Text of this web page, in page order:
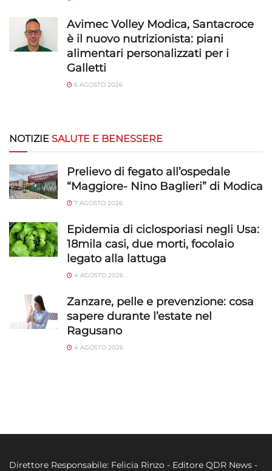
Avimec Volley Modica, Santacroce
è il nuovo nutrizionista: piani
alimentari personalizzati per i
Galletti
6 AGOSTO 2026
NOTIZIE SALUTE E BENESSERE
Prelievo di fegato all’ospedale
“Maggiore- Nino Baglieri” di Modica
7 AGOSTO 2026
Epidemia di ciclosporiasi negli Usa:
18mila casi, due morti, focolaio
legato alla lattuga
4 AGOSTO 2026
Zanzare, pelle e prevenzione: cosa
sapere durante l’estate nel
Ragusano
4 AGOSTO 2026
Direttore Responsabile: Felicia Rinzo - Editore QDR News -